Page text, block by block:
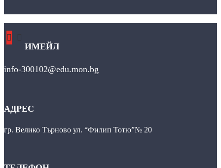
ИМЕЙЛ
info-300102@edu.mon.bg
АДРЕС
гр. Велико Търново ул. “Филип Тотю”№ 20